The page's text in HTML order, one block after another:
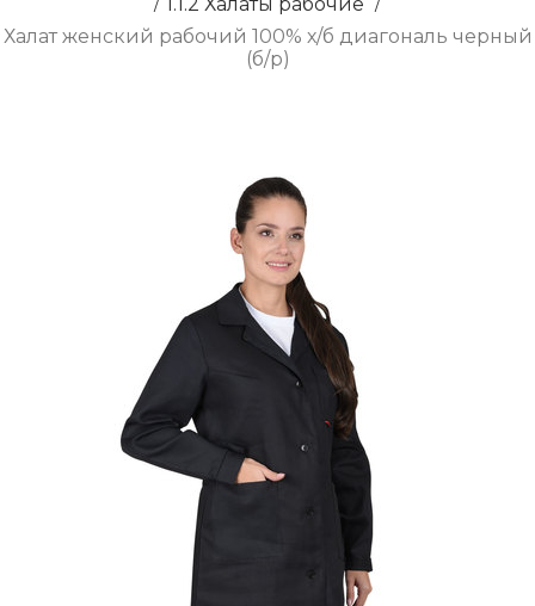
Халат женский рабочий 100% х/б диагональ черный
(б/р)